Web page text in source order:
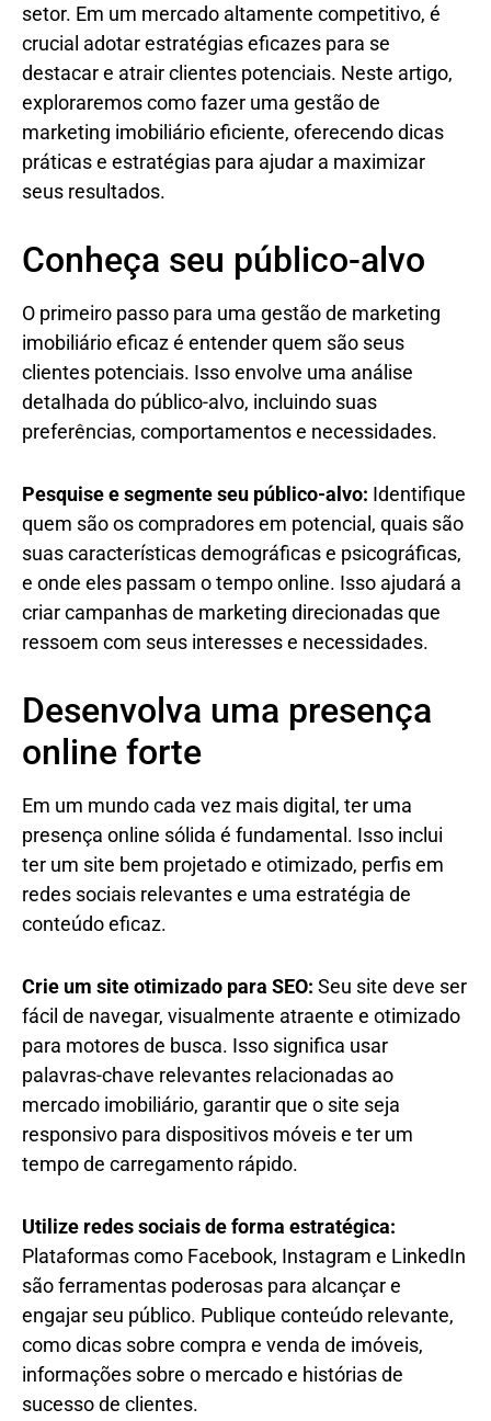
setor. Em um mercado altamente competitivo, é
crucial adotar estratégias eficazes para se
destacar e atrair clientes potenciais. Neste artigo,
exploraremos como fazer uma gestão de
marketing imobiliário eficiente, oferecendo dicas
práticas e estratégias para ajudar a maximizar
seus resultados.
Conheça seu público-alvo
O primeiro passo para uma gestão de marketing
imobiliário eficaz é entender quem são seus
clientes potenciais. Isso envolve uma análise
detalhada do público-alvo, incluindo suas
preferências, comportamentos e necessidades.
Pesquise e segmente seu público-alvo: Identifique
quem são os compradores em potencial, quais são
suas características demográficas e psicográficas,
e onde eles passam o tempo online. Isso ajudará a
criar campanhas de marketing direcionadas que
ressoem com seus interesses e necessidades.
Desenvolva uma presença
online forte
Em um mundo cada vez mais digital, ter uma
presença online sólida é fundamental. Isso inclui
ter um site bem projetado e otimizado, perfis em
redes sociais relevantes e uma estratégia de
conteúdo eficaz.
Crie um site otimizado para SEO: Seu site deve ser
fácil de navegar, visualmente atraente e otimizado
para motores de busca. Isso significa usar
palavras-chave relevantes relacionadas ao
mercado imobiliário, garantir que o site seja
responsivo para dispositivos móveis e ter um
tempo de carregamento rápido.
Utilize redes sociais de forma estratégica:
Plataformas como Facebook, Instagram e LinkedIn
são ferramentas poderosas para alcançar e
engajar seu público. Publique conteúdo relevante,
como dicas sobre compra e venda de imóveis,
informações sobre o mercado e histórias de
sucesso de clientes.